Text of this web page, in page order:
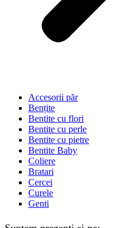
Accesorii păr
Bențite
Bentite cu flori
Bentite cu perle
Bentite cu pietre
Bentite Baby
Coliere
Bratari
Cercei
Curele
Genti